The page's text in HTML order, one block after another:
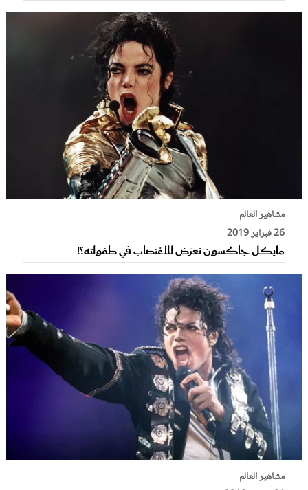
مشاهير العالم
26 فبراير 2019
مايكل جاكسون تعرّض للاغتصاب في طفولته؟!
مشاهير العالم